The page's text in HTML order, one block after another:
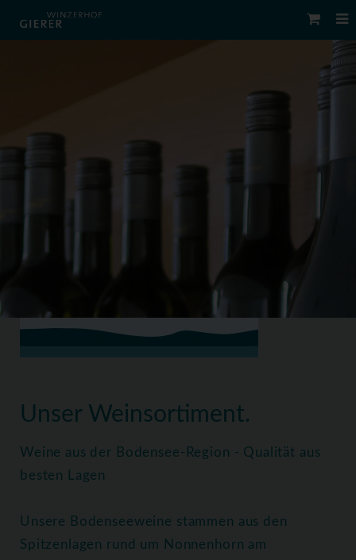
Unser Weinsortiment.
Weine aus der Bodensee-Region - Qualität aus
besten Lagen
Unsere Bodenseeweine stammen aus den
Spitzenlagen rund um Nonnenhorn am